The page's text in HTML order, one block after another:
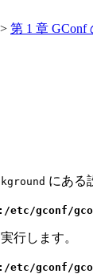
> 第 1 章 GConf
にある
gconf/
行します。
gconf/